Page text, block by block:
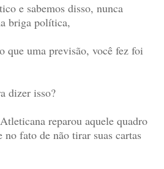
e sabemos disso, nunca
briga política,
que uma previsão, você fez foi
dizer isso?
reparou aquele quadro
fato de não tirar suas cartas